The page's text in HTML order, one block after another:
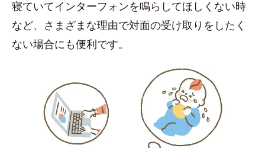
寝ていてインターフォンを鳴らしてほしくない時
など、さまざまな理由で対面の受け取りをしたく
ない場合にも便利です。